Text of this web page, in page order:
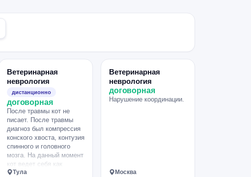
Ветеринарная
неврология
дистанционно
договорная
После травмы кот не
писает. После травмы
диагноз был компрессия
конского хвоста, контузия
спинного и головного
мозга. На данный момент
кот ведет себя как
обычно только не писает
Тула
Ветеринарная
неврология
договорная
Нарушение координации.
Москва